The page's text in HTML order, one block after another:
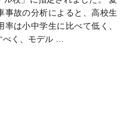
事故の分析によると、高校生
率は小中学生に比べて低く、
べく、モデル …